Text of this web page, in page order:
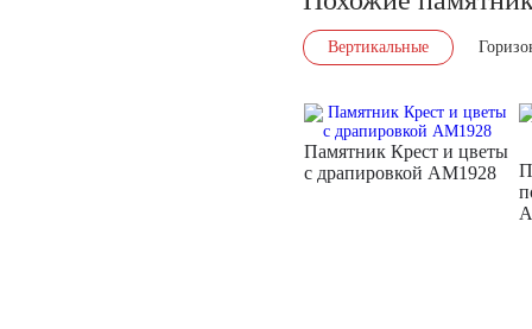
Вертикальные
Памятник Крест и цветы
с драпировкой AM1928